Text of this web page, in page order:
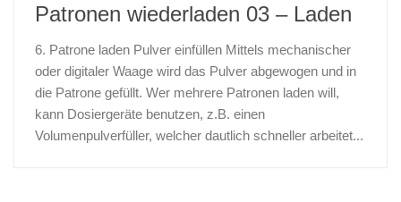
Patronen wiederladen 03 – Laden
6. Patrone laden Pulver einfüllen Mittels mechanischer
oder digitaler Waage wird das Pulver abgewogen und in
die Patrone gefüllt. Wer mehrere Patronen laden will,
kann Dosiergeräte benutzen, z.B. einen
Volumenpulverfüller, welcher dautlich schneller arbeitet...